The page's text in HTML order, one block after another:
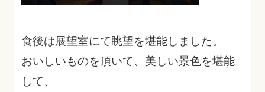
食後は展望室にて眺望を堪能しました。
おいしいものを頂いて、美しい景色を堪能
して、